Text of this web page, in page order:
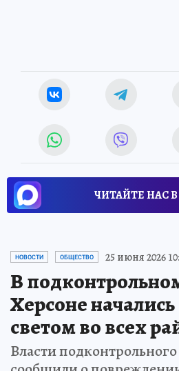
ЧИТАЙТЕ НАС
НОВОСТИ ОБЩЕСТВО 25 июня 2026
В
Херсоне
светом во всех
Власти